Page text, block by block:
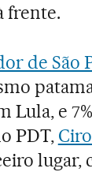
frente.
de
Lula, e
PDT,
lugar,